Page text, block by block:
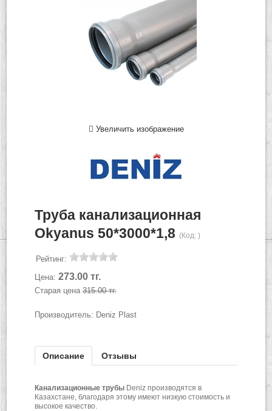
Увеличить изображение
Труба канализационная
Okyanus 50*3000*1,8 (Код: )
Рейтинг:
Цена: 273.00 тг.
Старая цена 315.00 тг.
Производитель: Deniz Plast
Описание Отзывы
Канализационные трубыDeniz производятся в
Казахстане, благодаря этому имеют низкую стоимость и
высокое качество.